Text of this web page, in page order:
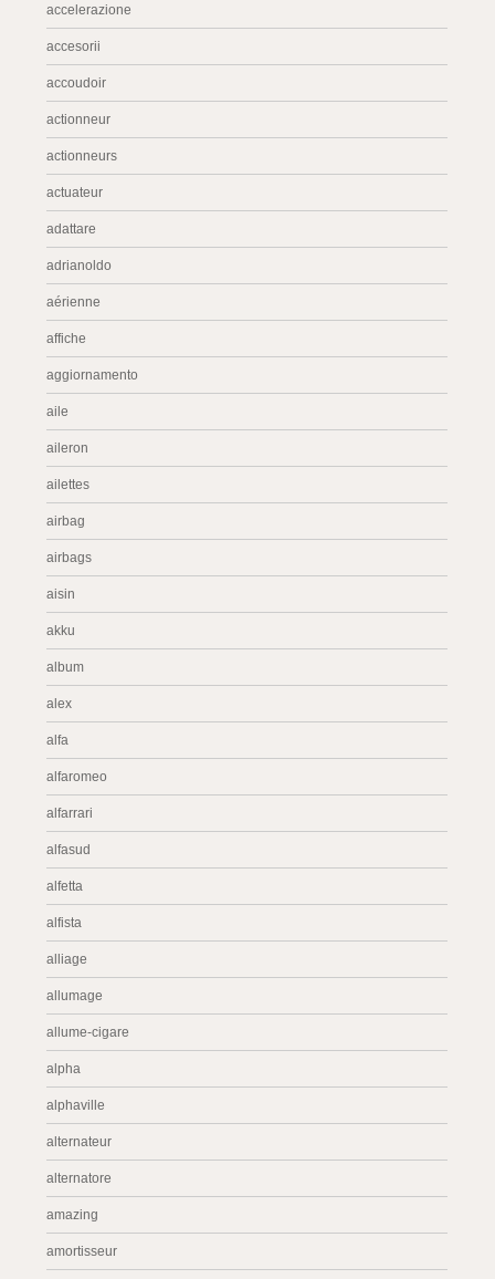
accelerazione
accesorii
accoudoir
actionneur
actionneurs
actuateur
adattare
adrianoldo
aérienne
affiche
aggiornamento
aile
aileron
ailettes
airbag
airbags
aisin
akku
album
alex
alfa
alfaromeo
alfarrari
alfasud
alfetta
alfista
alliage
allumage
allume-cigare
alpha
alphaville
alternateur
alternatore
amazing
amortisseur